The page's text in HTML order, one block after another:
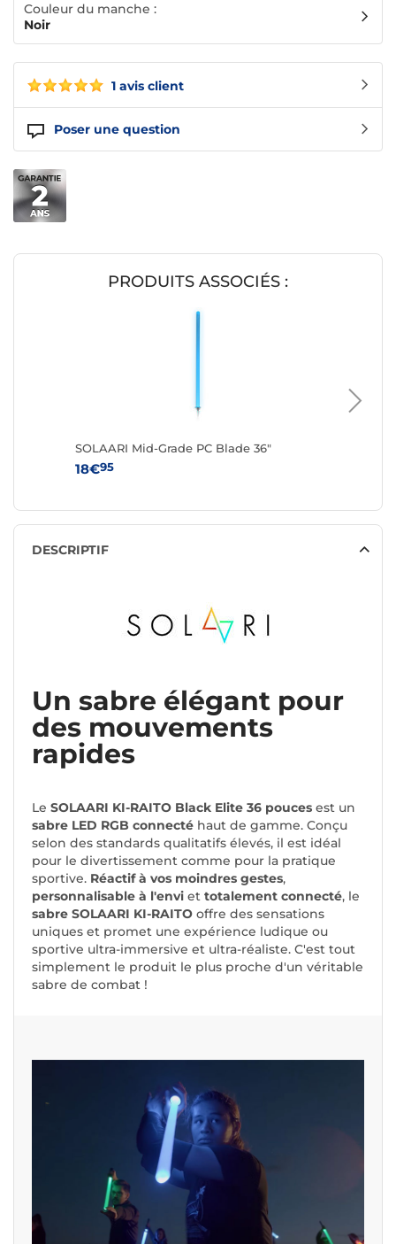
1 avis client
Poser une question
Couleur du manche :
Noir
PRODUITS ASSOCIÉS :
SOLAARI Mid-Grade PC Blade 36"
18€95
DESCRIPTIF
Un sabre élégant pour
des mouvements
rapides
Le SOLAARI KI-RAITO Black Elite 36 pouces est un
sabre LED RGB connecté haut de gamme. Conçu
selon des standards qualitatifs élevés, il est idéal
pour le divertissement comme pour la pratique
sportive. Réactif à vos moindres gestes,
personnalisable à l'envi et totalement connecté, le
sabre SOLAARI KI-RAITO offre des sensations
uniques et promet une expérience ludique ou
sportive ultra-immersive et ultra-réaliste. C'est tout
simplement le produit le plus proche d'un véritable
sabre de combat !